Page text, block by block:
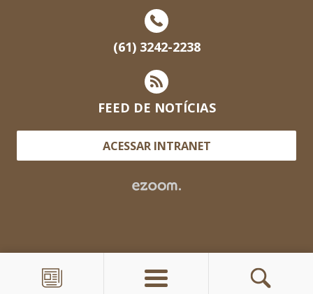
(61) 3242-2238
FEED DE NOTÍCIAS
ACESSAR INTRANET